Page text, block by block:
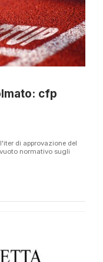
cfp
di approvazione del
normativo sugli